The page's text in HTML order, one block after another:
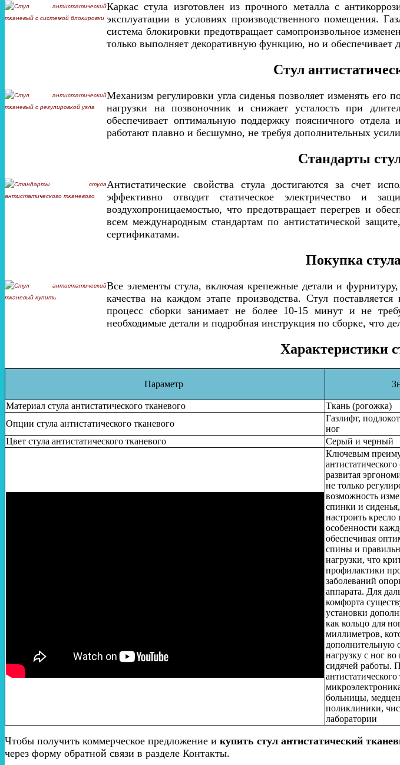
Каркас стула изготовлен из прочного металла с
эксплуатации в условиях производственного помещения.
система блокировки предотвращает самопроизвольное
только выполняет декоративную функцию, но и обеспечивает
Стул
Механизм регулировки угла сиденья позволяет изменять его
нагрузки на позвоночник и снижает усталость при
обеспечивает оптимальную поддержку поясничного
работают плавно и бесшумно, не требуя дополнительных
Стандарты
Антистатические свойства стула достигаются за счет
эффективно отводит статическое электричество и
воздухопроницаемостью, что предотвращает перегрев и
всем международным стандартам по антистатической
сертификатами.
Покупка
Все элементы стула, включая крепежные детали и
качества на каждом этапе производства. Стул
процесс сборки занимает не более 10-15 минут и не
необходимые детали и подробная инструкция по сборке, что
Характеристики
Параметр
Материал стула антистатического тканевого
Ткань (рогожка)
Опции стула антистатического тканевого
Газлифт,
ног
Цвет стула антистатического тканевого
Серый и черный
Ключевым
развитая
не только
возможность
спинки и
настроить
особенности
обеспечивая
спины и
нагрузки, что
профилактики
заболеваний
аппарата. Для
комфорта
установки
как кольцо для
миллиметров,
дополнительную
нагрузку с ног
сидячей работы.
антистатического
больницы,
поликлиники,
лаборатории
Чтобы получить коммерческое предложение и купить стул антистатический
через форму обратной связи в разделе Контакты.